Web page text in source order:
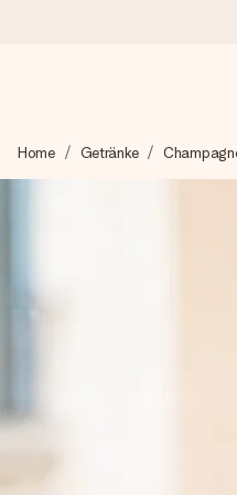
Wir bereiten dein
Unsere Geschenke
Erstelle etwas
Home Getränke